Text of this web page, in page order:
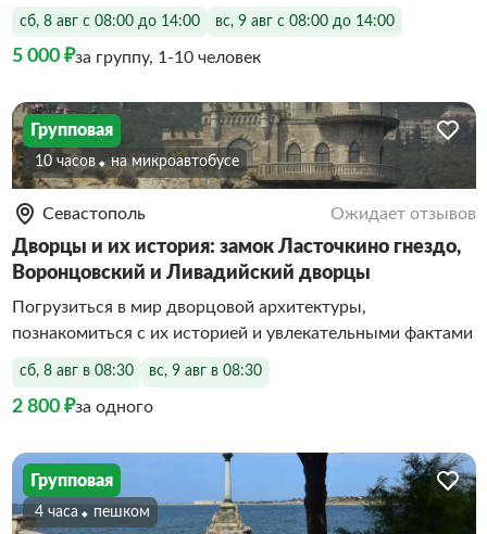
сб, 8 авг с 08:00 до 14:00 вс, 9 авг с 08:00 до 14:00
5 000 ₽за группу, 1-10 человек
Групповая
10 часов На микроавтобусе
Севастополь Ожидает отзывов
Дворцы и их история: замок Ласточкино гнездо,
Воронцовский и Ливадийский дворцы
Погрузиться в мир дворцовой архитектуры,
познакомиться с их историей и увлекательными фактами
сб, 8 авг в 08:30 вс, 9 авг в 08:30
2 800 ₽за одного
Групповая
4 часа Пешком